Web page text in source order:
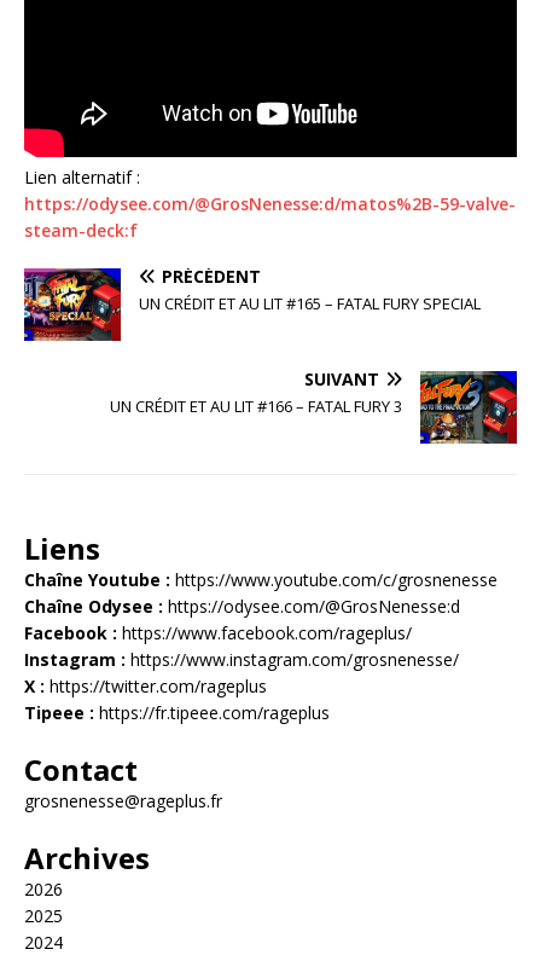
Lien alternatif :
https://odysee.com/@GrosNenesse:d/matos%2B-59-valve-
steam-deck:f
PRÉCÉDENT
UN CRÉDIT ET AU LIT #165 – FATAL FURY SPECIAL
SUIVANT
UN CRÉDIT ET AU LIT #166 – FATAL FURY 3
Liens
Chaîne Youtube : https://www.youtube.com/c/grosnenesse
Chaîne Odysee : https://odysee.com/@GrosNenesse:d
Facebook : https://www.facebook.com/rageplus/
Instagram : https://www.instagram.com/grosnenesse/
X : https://twitter.com/rageplus
Tipeee : https://fr.tipeee.com/rageplus
Contact
grosnenesse@rageplus.fr
Archives
2026
2025
2024